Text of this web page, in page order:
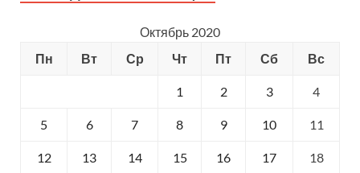
Октябрь 2020
Пн
Вт Ср Чт Пт Сб Вс
1 2 3 4
5 6 7 8 9 10 11
12 13 14 15 16 17 18